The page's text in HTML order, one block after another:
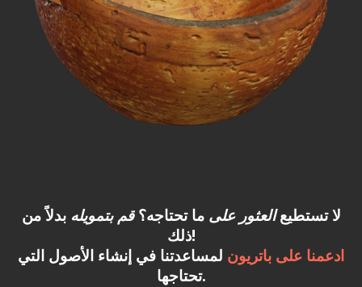
لا تستطيعالعثور على ما تحتاجه؟قم بتمويله بدلاً من
ذلك!
ادعمنا على باتريون لمساعدتنا في إنشاء الأصول التي
تحتاجها.